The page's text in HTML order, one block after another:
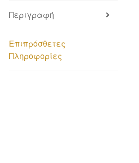
Περιγραφή
Επιπρόσθετες
Πληροφορίες